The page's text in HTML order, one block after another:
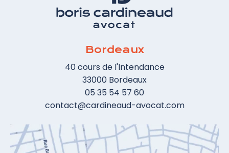
Bordeaux
40 cours de l'Intendance
33000 Bordeaux
05 35 54 57 60
contact@cardineaud-avocat.com